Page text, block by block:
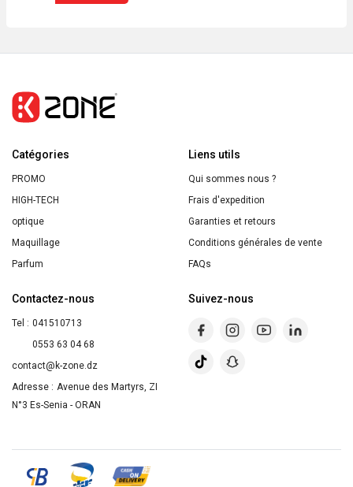
BAIN
KARITE
1000ML
Catégories
PROMO
HIGH-TECH
optique
Maquillage
Parfum
Liens utils
Qui sommes nous ?
Frais d'expedition
Garanties et retours
Conditions générales de vente
FAQs
Contactez-nous
Tel : 041510713
0553 63 04 68
contact@k-zone.dz
Adresse : Avenue des Martyrs, ZI
N°3 Es-Senia - ORAN
Suivez-nous